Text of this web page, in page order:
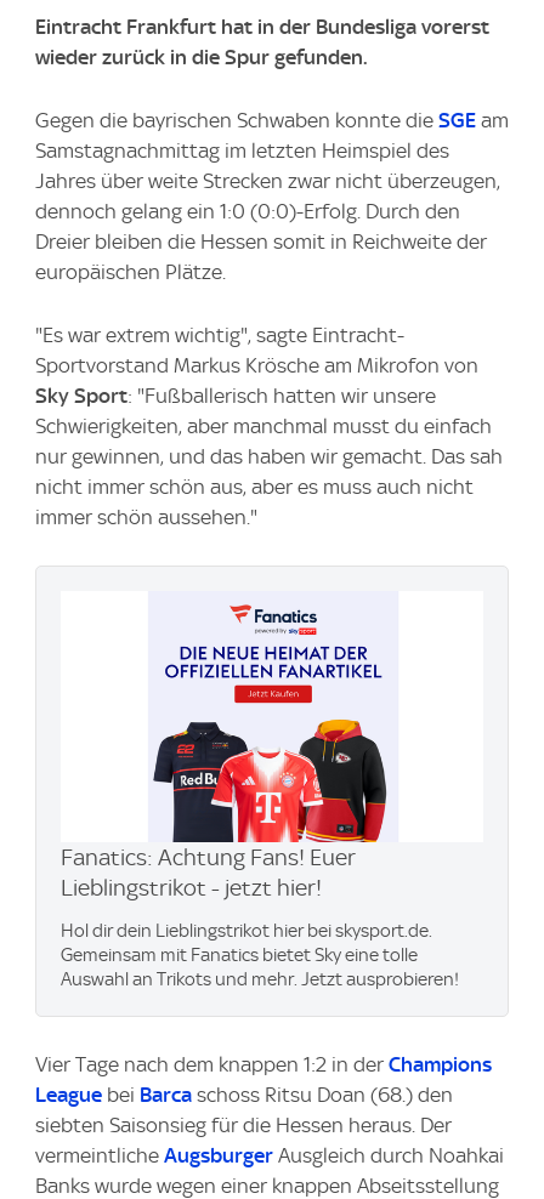
Eintracht Frankfurt hat in der Bundesliga vorerst
wieder zurück in die Spur gefunden.
Gegen die bayrischen Schwaben konnte die SGE am
Samstagnachmittag im letzten Heimspiel des
Jahres über weite Strecken zwar nicht überzeugen,
dennoch gelang ein 1:0 (0:0)-Erfolg. Durch den
Dreier bleiben die Hessen somit in Reichweite der
europäischen Plätze.
"Es war extrem wichtig", sagte Eintracht-
Sportvorstand Markus Krösche am Mikrofon von
Sky Sport: "Fußballerisch hatten wir unsere
Schwierigkeiten, aber manchmal musst du einfach
nur gewinnen, und das haben wir gemacht. Das sah
nicht immer schön aus, aber es muss auch nicht
immer schön aussehen."
Fanatics: Achtung Fans! Euer
Lieblingstrikot - jetzt hier!
Hol dir dein Lieblingstrikot hier bei skysport.de.
Gemeinsam mit Fanatics bietet Sky eine tolle
Auswahl an Trikots und mehr. Jetzt ausprobieren!
Vier Tage nach dem knappen 1:2 in der Champions
League bei Barca schoss Ritsu Doan (68.) den
siebten Saisonsieg für die Hessen heraus. Der
vermeintliche Augsburger Ausgleich durch Noahkai
Banks wurde wegen einer knappen Abseitsstellung